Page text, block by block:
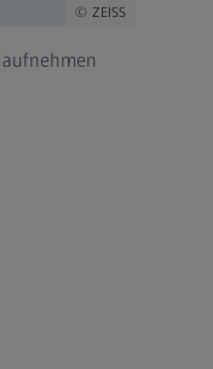
ZEISS